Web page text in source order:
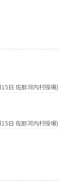
日 佐那河内村役場)
日 佐那河内村役場)